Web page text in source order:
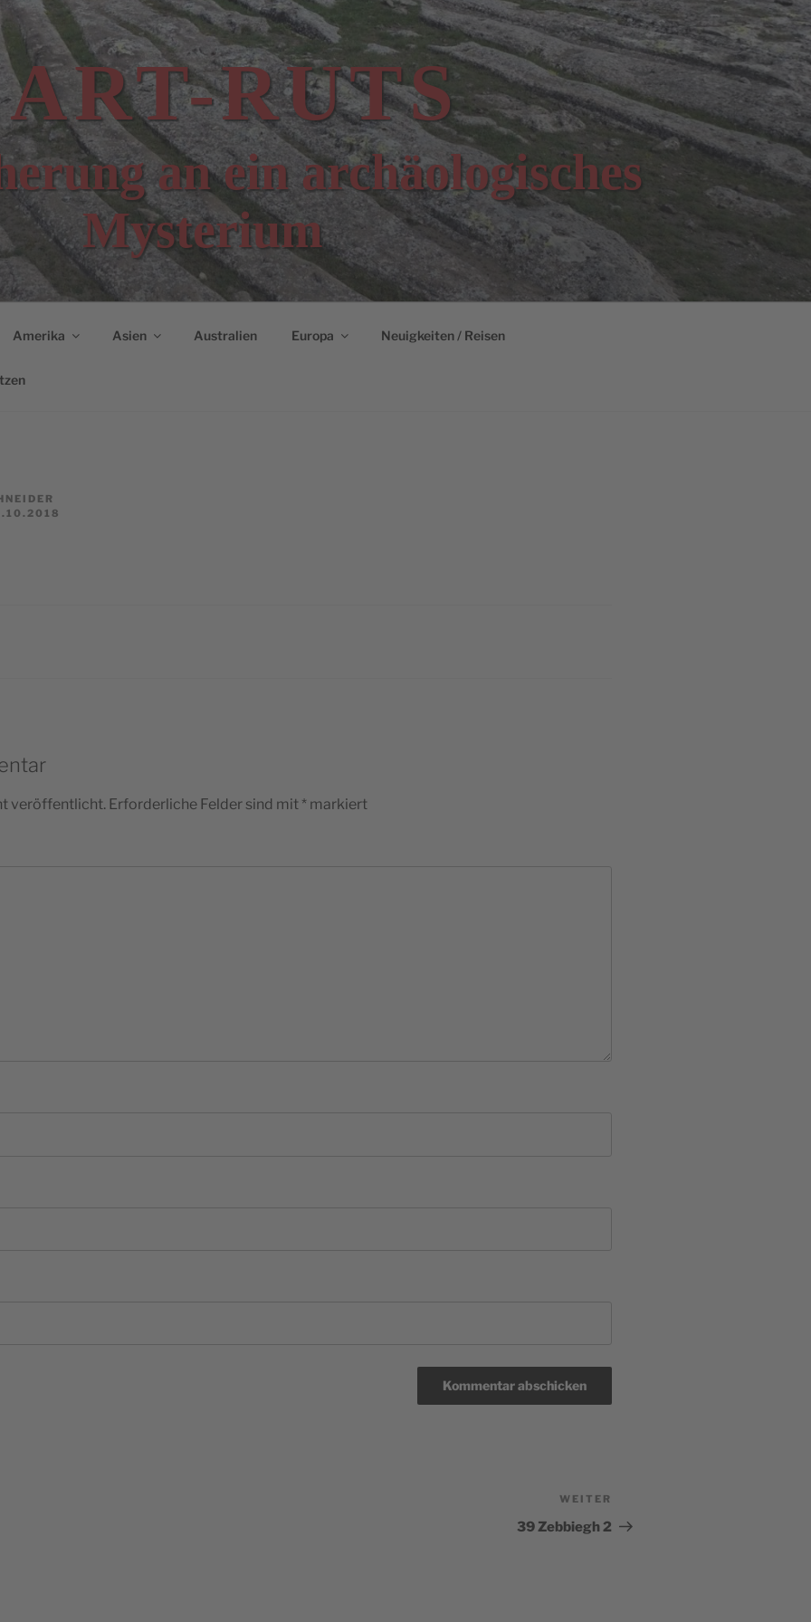
RUTS
an ein archäologisches
Mysterium
Amerika Asien Australien Europa Neuigkeiten / Reisen
veröffentlicht. Erforderliche Felder sind mit * markiert
Beitrag
WEITER
39 Zebbiegh 2